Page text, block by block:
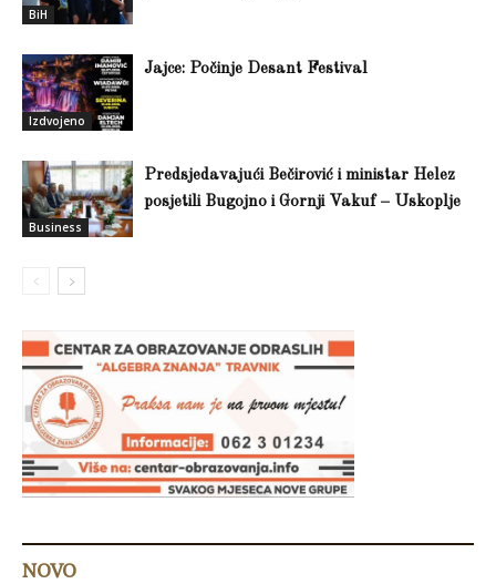
BiH
Izdvojeno
Jajce: Počinje Desant Festival
Business
Predsjedavajući Bečirović i ministar Helez
posjetili Bugojno i Gornji Vakuf – Uskoplje
NOVO